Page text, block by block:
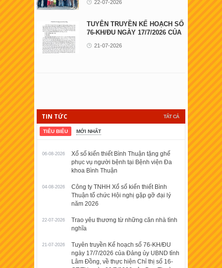
22-07-2026
TUYÊN TRUYỀN KẾ HOẠCH SỐ
76-KH/ĐU NGÀY 17/7/2026 CỦA
21-07-2026
TẤT CẢ
TIN TỨC
TIÊU BIỂU MỚI NHẤT
06-08-2026
Xổ số kiến thiết Bình Thuận tặng ghế
phục vụ người bệnh tại Bệnh viện Đa
khoa Bình Thuận
04-08-2026
Công ty TNHH Xổ số kiến thiết Bình
Thuận tổ chức Hội nghị gặp gỡ đại lý
năm 2026
22-07-2026
Trao yêu thương từ những căn nhà tình
nghĩa
21-07-2026
Tuyên truyền Kế hoạch số 76-KH/ĐU
ngày 17/7/2026 của Đảng ủy UBND tỉnh
Lâm Đồng, về thực hiện Chỉ thị số 16-